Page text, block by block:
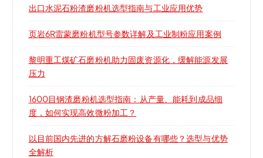
出口水泥石粉渣磨粉机选型指南与工业应用优势
页岩6R雷蒙磨粉机型号参数详解及工业制粉应用案例
黎明重工煤矿石磨粉机助力固废资源化，缓解能源发展
压力
1600目钢渣磨粉机选型指南：从产量、能耗到成品细
度，如何实现高效微粉加工？
以目前国内先进的方解石磨粉设备有哪些？选型与优势
全解析